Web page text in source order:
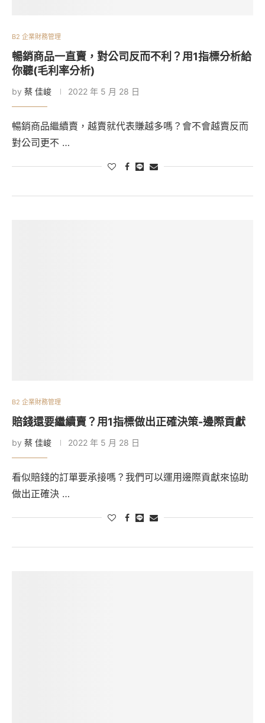
B2 企業財務管理
暢銷商品一直賣，對公司反而不利？用1指標分析給
你聽(毛利率分析)
by 蔡 佳峻 2022 年 5 月 28 日
暢銷商品繼續賣，越賣就代表賺越多嗎？會不會越賣反而
對公司更不 …
B2 企業財務管理
賠錢還要繼續賣？用1指標做出正確決策-邊際貢獻
by 蔡 佳峻 2022 年 5 月 28 日
看似賠錢的訂單要承接嗎？我們可以運用邊際貢獻來協助
做出正確決 …